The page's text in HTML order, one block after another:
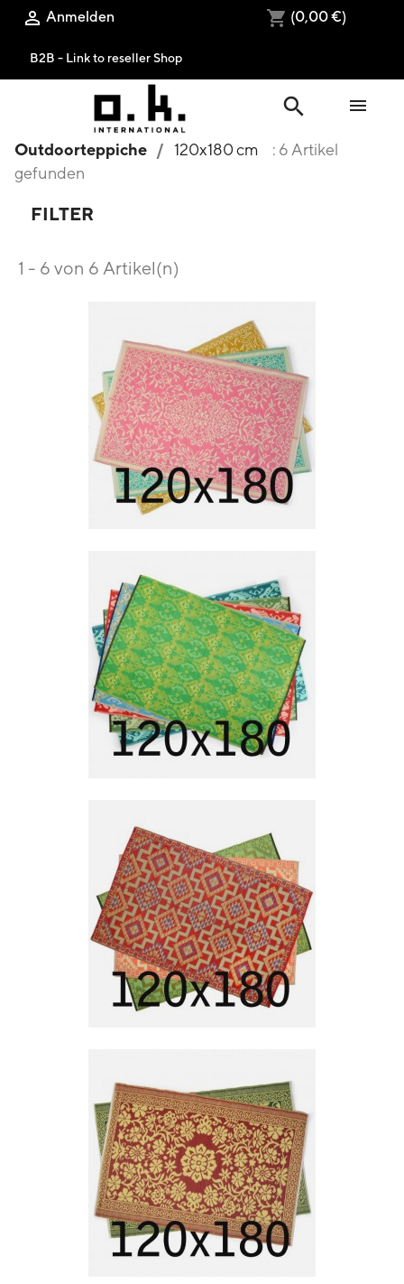
 Anmelden shopping_cart (0,00 €)
B2B - Link to reseller Shop
search 
Outdoorteppiche 120x180 cm
: 6 Artikel
gefunden
FILTER
1 - 6 von 6 Artikel(n)